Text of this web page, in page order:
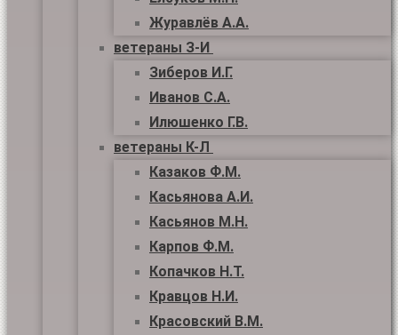
Журавлёв А.А.
ветераны З-И
Зиберов И.Г.
Иванов С.А.
Илюшенко Г.В.
ветераны К-Л
Казаков Ф.М.
Касьянова А.И.
Касьянов М.Н.
Карпов Ф.М.
Копачков Н.Т.
Кравцов Н.И.
Красовский В.М.